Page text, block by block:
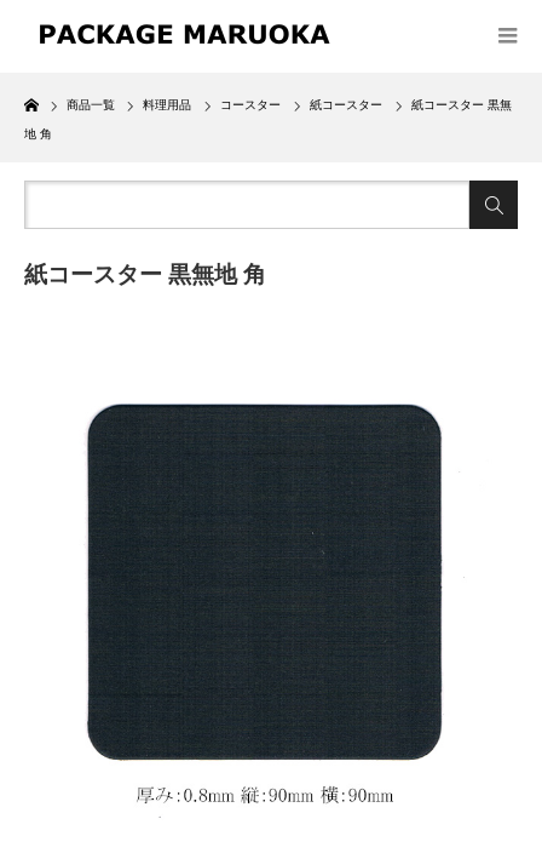
Home
商品一覧 料理用品 コースター 紙コースター 紙コースター 黒無
地 角
紙コースター 黒無地 角